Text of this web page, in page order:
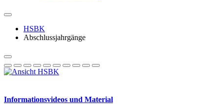
HSBK
Abschlussjahrgänge
Informationsvideos und Material